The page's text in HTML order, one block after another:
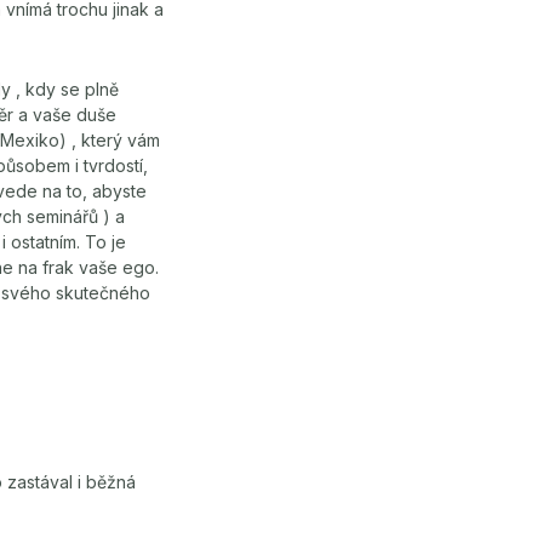
trochu jinak a
, kdy se plně
a vaše duše
, který vám
i tvrdostí,
na to, abyste
seminářů ) a
ostatním. To je
na frak vaše ego.
skutečného
zastával i běžná